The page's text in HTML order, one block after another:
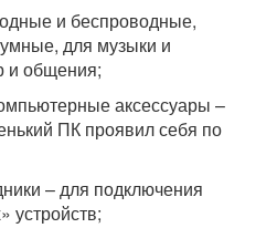
и беспроводные,
для музыки и
и общения;
аксессуары –
ПК проявил себя по
– для подключения
устройств;